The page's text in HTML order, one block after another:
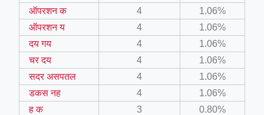
ऑपरशन क
4
1.06%
ऑपरशन य
4
1.06%
दय गय
4
1.06%
चर दय
4
1.06%
सदर असपतल
4
1.06%
डकस नह
4
1.06%
ह क
3 0.80%